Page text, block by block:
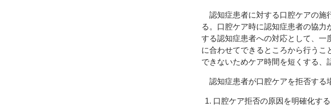
認知症患者に対する口腔ケアの施
る。口腔ケア時に認知症患者の協
する認知症患者への対応として、一
に合わせてできるところから行う
できないためケア時間を短くする、
認知症患者が口腔ケアを拒否する
口腔ケア拒否の原因を明確化す